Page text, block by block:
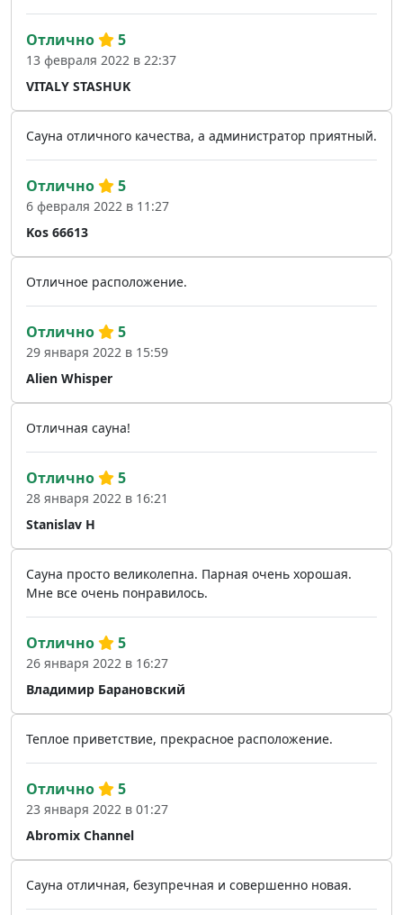
VITALY STASHUK
Отлично 5
13 февраля 2022 в 22:37
Сауна отличного качества, а администратор приятный.
Kos 66613
Отлично 5
6 февраля 2022 в 11:27
Отличное расположение.
Alien Whisper
Отлично 5
29 января 2022 в 15:59
Отличная сауна!
Stanislav H
Отлично 5
28 января 2022 в 16:21
Сауна просто великолепна. Парная очень хорошая.
Мне все очень понравилось.
Владимир Барановский
Отлично 5
26 января 2022 в 16:27
Теплое приветствие, прекрасное расположение.
Abromix Channel
Отлично 5
23 января 2022 в 01:27
Сауна отличная, безупречная и совершенно новая.